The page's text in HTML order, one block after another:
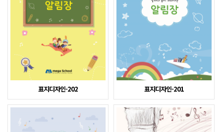
표지디자인-202 표지디자인-201